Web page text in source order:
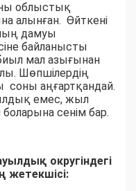
облыстық
алынған. Өйткені
дамуы
байланысты
биыл мал азығынан
Шөпшілердің
аңғартқандай.
емес, жыл
сенім бар.
округіндегі
жетекшісі: